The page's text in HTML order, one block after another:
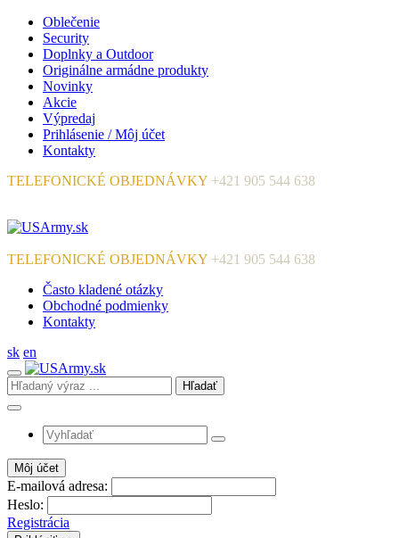
Oblečenie
Security
Doplnky a Outdoor
Originálne armádne produkty
Novinky
Akcie
Výpredaj
Prihlásenie / Môj účet
Kontakty
TELEFONICKÉ OBJEDNÁVKY +421 905 544 638
TELEFONICKÉ OBJEDNÁVKY +421 905 544 638
Často kladené otázky
Obchodné podmienky
Kontakty
sk en
Hľadať
Môj účet
E-mailová adresa:
Heslo:
Registrácia